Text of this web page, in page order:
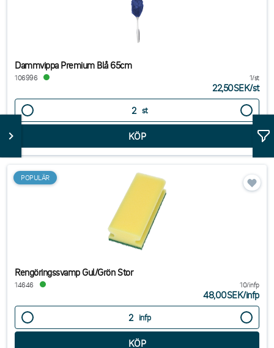
Dammvippa Premium Blå 65cm
106996 1/st
22,50SEK/st
st
POPULÄR
Rengöringssvamp Gul/Grön Stor
14646 10/infp
48,00SEK/infp
infp